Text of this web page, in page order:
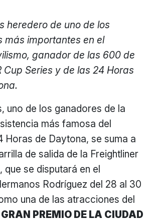
heredero de uno de los
más importantes en el
ganador de las 600 de
Cup Series y de las 24 Horas
uno de los ganadores de la
más famosa del
Horas de Daytona, se suma a
de salida de la Freightliner
que se disputará en el
Rodríguez del 28 al 30
una de las atracciones del
PREMIO DE LA CIUDAD